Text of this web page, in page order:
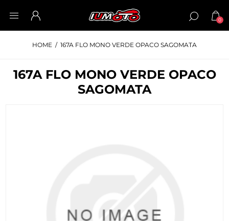
0
HOME / 167A FLO MONO VERDE OPACO SAGOMATA
167A FLO MONO VERDE OPACO
SAGOMATA